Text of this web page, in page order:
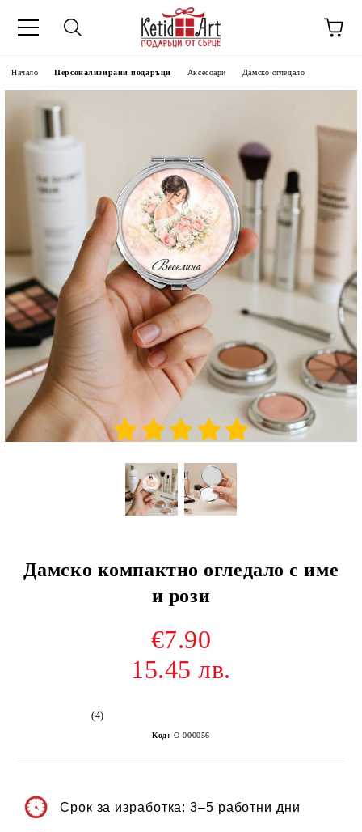
Начало Персонализирани подаръци Аксесоари Дамско огледало
Дамско компактно огледало с име
и рози
€7.90
15.45 лв.
(4)
Код: О-000056
Срок за изработка: 3–5 работни дни